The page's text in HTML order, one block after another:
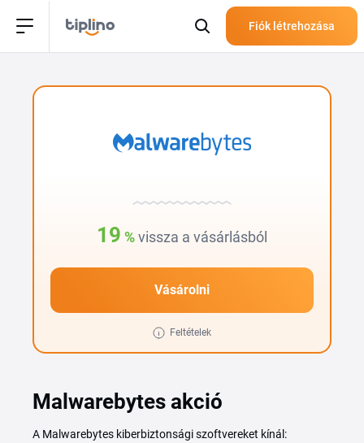
Fiók létrehozása
19 %vissza a vásárlásból
Vásárolni
Feltételek
Malwarebytes akció
A Malwarebytes kiberbiztonsági szoftvereket kínál: